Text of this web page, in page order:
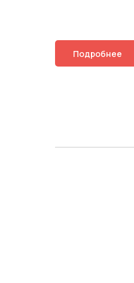
Подробнее